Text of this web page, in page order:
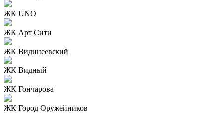
ЖК UNO
ЖК Арт Сити
ЖК Видинеевский
ЖК Видный
ЖК Гончарова
ЖК Город Оружейников